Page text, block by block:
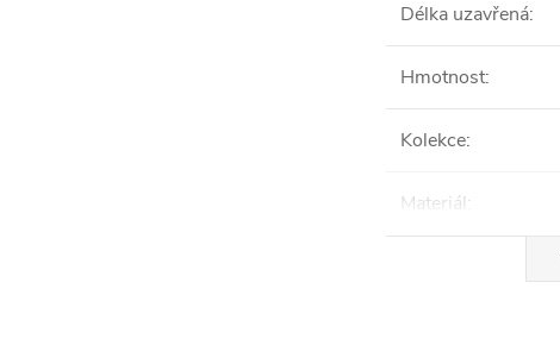
Délka uzavřená:
Hmotnost:
Kolekce:
Materiál: